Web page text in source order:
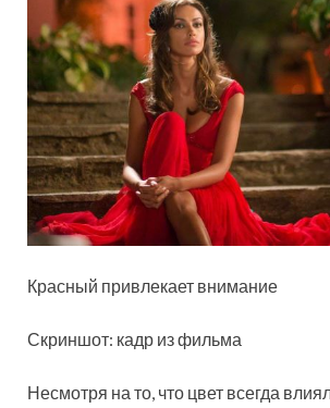
Красный привлекает внимание
Скриншот: кадр из фильма
Несмотря на то, что цвет всегда